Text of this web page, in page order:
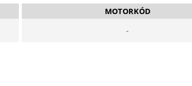
MOTORKÓD
-